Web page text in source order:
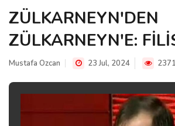
ZÜLKARNEYN'DEN
ZÜLKARNEYN'E:
Mustafa Ozcan 23 Jul, 2024 2371